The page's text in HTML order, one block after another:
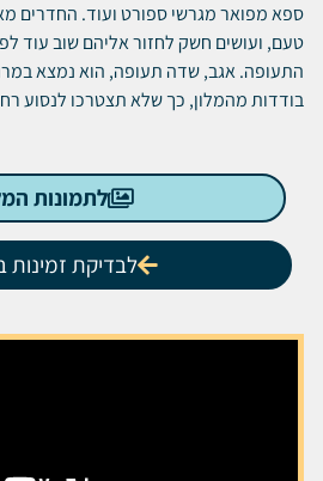
ספא מפואר מגרשי ספורט ועוד. החדרים
טעם, ועושים חשק לחזור אליהם שוב עוד
התעופה. אגב, שדה תעופה, הוא נמצא
בודדות מהמלון, כך שלא תצטרכו לנסוע
לתמונות
לבדיקת זמינות